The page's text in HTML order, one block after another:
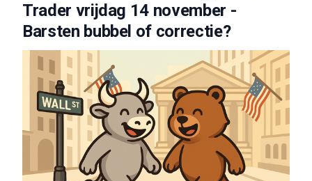
Trader vrijdag 14 november -
Barsten bubbel of correctie?